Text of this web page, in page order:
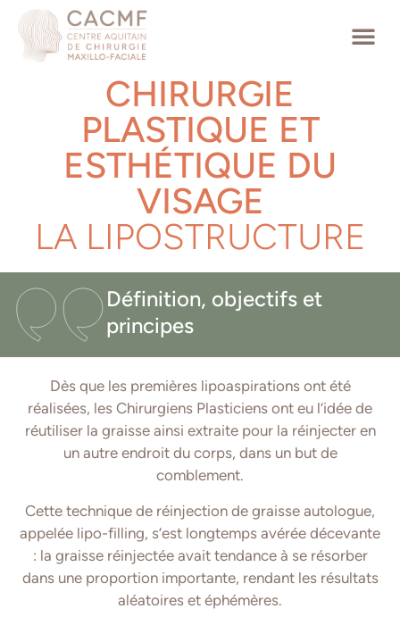
CHIRURGIE
PLASTIQUE ET
ESTHÉTIQUE DU
VISAGE
LA LIPOSTRUCTURE
Définition, objectifs et
principes
Dès que les premières lipoaspirations ont été
réalisées, les Chirurgiens Plasticiens ont eu l’idée de
réutiliser la graisse ainsi extraite pour la réinjecter en
un autre endroit du corps, dans un but de
comblement.
Cette technique de réinjection de graisse autologue,
appelée lipo-filling, s’est longtemps avérée décevante
: la graisse réinjectée avait tendance à se résorber
dans une proportion importante, rendant les résultats
aléatoires et éphémères.